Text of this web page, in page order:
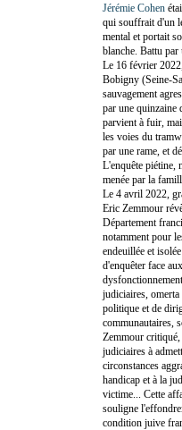
Jérémie Cohen
qui souffrait d'un
mental et portait
blanche. Battu par
Le 16 février
Bobigny (Seine-
sauvagement
par une
parvient à fuir,
les voies du
par une rame, et
L'enquête piétine,
menée par la
Le 4 avril 2022,
Eric Zemmour
Département
notamment pour
endeuillée et
d'enquêter face aux
judiciaires,
politique et de
communautaires,
Zemmour critiqué,
judiciaires à
circonstances
handicap et à la
victime... Cette
souligne
condition juive